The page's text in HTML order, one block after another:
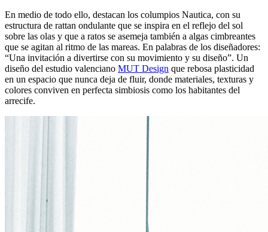
En medio de todo ello, destacan los columpios Nautica, con su
estructura de rattan ondulante que se inspira en el reflejo del sol
sobre las olas y que a ratos se asemeja también a algas cimbreantes
que se agitan al ritmo de las mareas. En palabras de los diseñadores:
“Una invitación a divertirse con su movimiento y su diseño”. Un
diseño del estudio valenciano MUT Design que rebosa plasticidad
en un espacio que nunca deja de fluir, donde materiales, texturas y
colores conviven en perfecta simbiosis como los habitantes del
arrecife.